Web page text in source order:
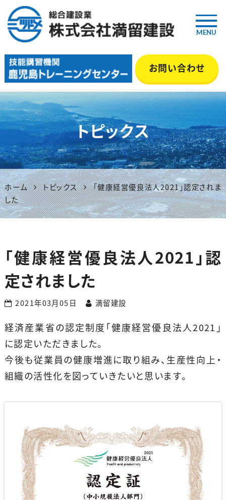
鹿児島の総合建設業『満留建
設』｜土木・舗装・型枠・管工事
等 いちき串木野市
お問い合わせ
MENU
トピックス
ホーム トピックス
「健康経営優良法人2021」認定されま
した
「健康経営優良法人2021」認
定されました
2021年03月05日 満留建設
経済産業省の認定制度「健康経営優良法人2021」
に認定いただきました。
今後も従業員の健康増進に取り組み、生産性向上・
組織の活性化を図っていきたいと思います。